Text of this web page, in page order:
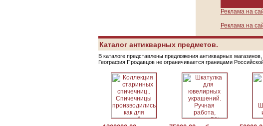
Реклама на
Реклама на
Каталог антикварных предметов.
В каталоге представлены предложения антикварных
География Продавцов не ограничивается границами